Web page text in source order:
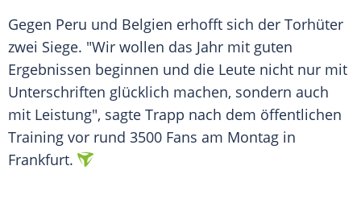
Gegen Peru und Belgien erhofft sich der Torhüter
zwei Siege. "Wir wollen das Jahr mit guten
Ergebnissen beginnen und die Leute nicht nur mit
Unterschriften glücklich machen, sondern auch
mit Leistung", sagte Trapp nach dem öffentlichen
Training vor rund 3500 Fans am Montag in
Frankfurt.